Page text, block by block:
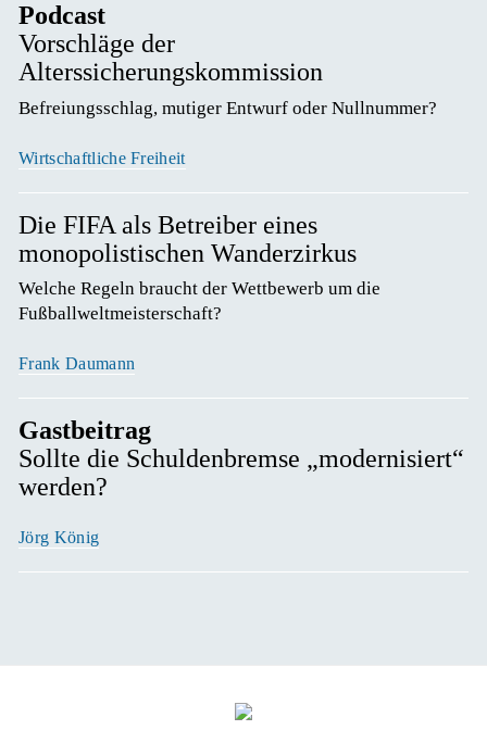
Podcast
Vorschläge der
Alterssicherungskommission
Befreiungsschlag, mutiger Entwurf oder Nullnummer?
Wirtschaftliche Freiheit
Die FIFA als Betreiber eines
monopolistischen Wanderzirkus
Welche Regeln braucht der Wettbewerb um die
Fußballweltmeisterschaft?
Frank Daumann
Gastbeitrag
Sollte die Schuldenbremse „modernisiert“
werden?
Jörg König